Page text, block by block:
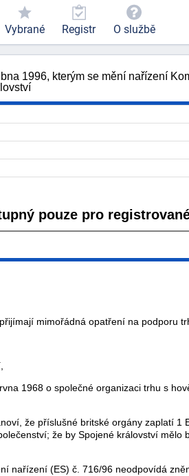
1996, kterým se mění nařízení
pouze pro
mimořádná opatření na podporu
1968 o společné organizaci trhu s
že příslušné britské orgány zaplatí
že by Spojené království
nařízení (ES) č. 716/96 neodpovídá
Vybrané Registr O službě